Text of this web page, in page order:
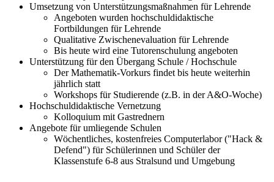
Umsetzung von Unterstützungsmaßnahmen für Lehrende
Angeboten wurden hochschuldidaktische
Fortbildungen für Lehrende
Qualitative Zwischenevaluation für Lehrende
Bis heute wird eine Tutorenschulung angeboten
Unterstützung für den Übergang Schule / Hochschule
Der Mathematik-Vorkurs findet bis heute weiterhin
jährlich statt
Workshops für Studierende (z.B. in der A&O-Woche)
Hochschuldidaktische Vernetzung
Kolloquium mit Gastrednern
Angebote für umliegende Schulen
Wöchentliches, kostenfreies Computerlabor ("Hack &
Defend") für Schülerinnen und Schüler der
Klassenstufe 6-8 aus Stralsund und Umgebung